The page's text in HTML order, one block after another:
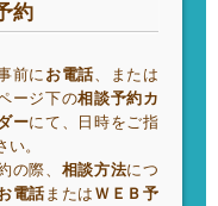
約
前にお電話、または
ージ下の相談予約カ
ーにて、日時をご指
い。
の際、 相談方法につ
電話または ＷＥＢ予